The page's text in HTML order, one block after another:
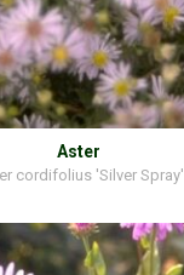
Aster
cordifolius 'Silver Spray'